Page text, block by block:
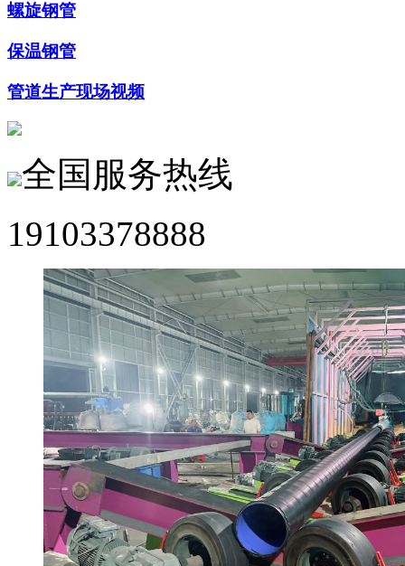
螺旋钢管
保温钢管
管道生产现场视频
全国服务热线
19103378888